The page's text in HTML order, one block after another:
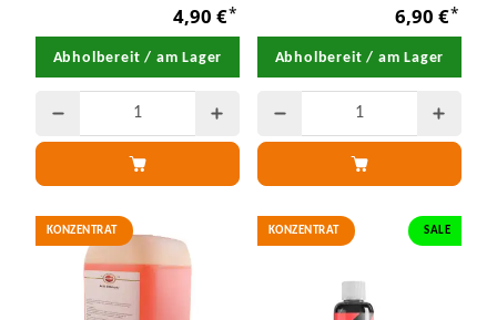
4,90 €*
Abholbereit / am Lager
6,90 €*
Abholbereit / am Lager
KONZENTRAT KONZENTRAT SALE